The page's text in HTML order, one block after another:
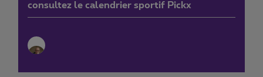
consultez le calendrier sportif Pickx